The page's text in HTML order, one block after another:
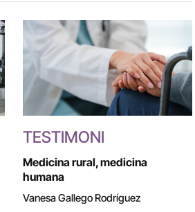
TESTIMONI
Medicina rural, medicina
humana
Vanesa Gallego Rodríguez